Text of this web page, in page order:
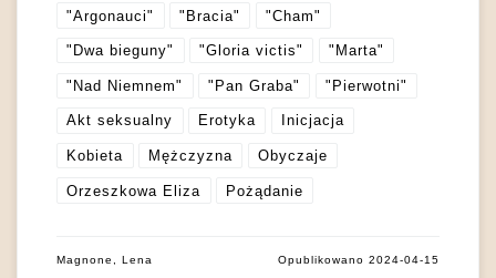
"Argonauci" "Bracia" "Cham"
"Dwa bieguny" "Gloria victis" "Marta"
"Nad Niemnem" "Pan Graba" "Pierwotni"
Akt seksualny Erotyka Inicjacja
Kobieta Mężczyzna Obyczaje
Orzeszkowa Eliza Pożądanie
Magnone, Lena Opublikowano2024-04-15